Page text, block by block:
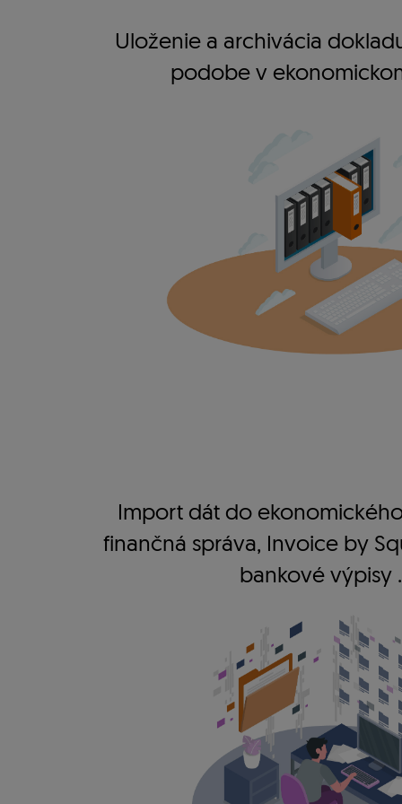
Uloženie a archivácia
podobe v
Import dát do
finančná správa, Invoice by
bankové výpisy